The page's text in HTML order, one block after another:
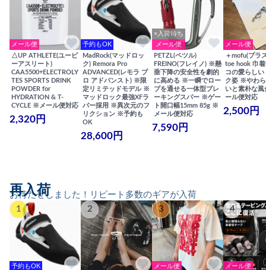
メール便
△UP ATHLETE(ユーピ
ーアスリート)
CAA5500+ELECTROLY
TES SPORTS DRINK
POWDER for
HYDRATION & T-
CYCLE ※メール便対応
2,320円
予約もOK
MadRock(マッドロッ
ク) Remora Pro
ADVANCED(レモラ プ
ロ アドバンスト) ※限
定リミテッドモデル ※
マッドロック最強XFラ
バー採用 ※異次元のフ
リクション ※予約も
OK
28,600円
×入荷待ち
メール便
PETZL(ペツル)
FREINO(フレイノ) ※懸
垂下降の安全性を劇的
に高める ※一瞬でロー
プを通せる一体型ブレ
ーキングスパー ※ゲー
ト開口幅15mm 85g ※
メール便対応
7,590円
メール便
＋mofu(プラ
toe hook 巾
コの愛らしい
ク姿 ※やわ
いと素朴な
ール便対応
2,500円
お待たせしました！リピート多数のギアが入荷
再入荷
1
予約もOK
2 3
メール便
4
メール便